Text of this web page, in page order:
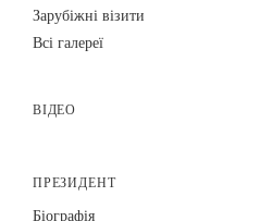
Зарубіжні візити
Всі галереї
ВІДЕО
ПРЕЗИДЕНТ
Біографія